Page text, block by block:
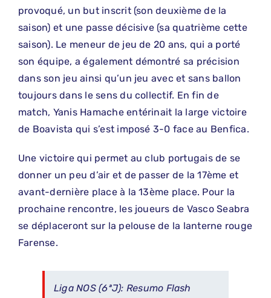
provoqué, un but inscrit (son deuxième de la
saison) et une passe décisive (sa quatrième cette
saison). Le meneur de jeu de 20 ans, qui a porté
son équipe, a également démontré sa précision
dans son jeu ainsi qu’un jeu avec et sans ballon
toujours dans le sens du collectif. En fin de
match, Yanis Hamache entérinait la large victoire
de Boavista qui s’est imposé 3-0 face au Benfica.
Une victoire qui permet au club portugais de se
donner un peu d’air et de passer de la 17ème et
avant-dernière place à la 13ème place. Pour la
prochaine rencontre, les joueurs de Vasco Seabra
se déplaceront sur la pelouse de la lanterne rouge
Farense.
Liga NOS (6ªJ): Resumo Flash